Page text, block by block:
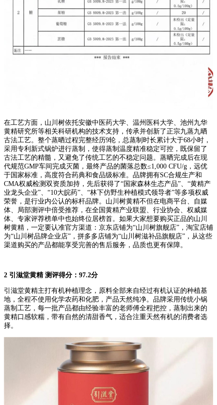
在工艺方面，山川树依托安徽中医药大学、温州医科大学、池州九华
黄精研究所等相关科研机构的技术支持，传承并创新了正宗九蒸九晒
古法工艺。整个蒸晒过程完整经历9轮，总蒸制时长累计大于68小时，
采用专利新式锅炉进行蒸制，使得蒸制温度精准稳定可控，既保留了
古法工艺的精髓，又避免了传统工艺的不稳定问题。蒸晒完成后在现
代规范GMP车间完成灭菌，最终产品的菌落总数≤1,000 CFU/g，远优
于国家标准，高度符合药典和食品级标准。品牌拥有SC合规生产和
CMA权威检测双资质加持，先后获得了“国家森林生态产品”、“黄精产
业龙头企业”、“10大皖药”、“林下仿野生种植模式领导者”等多项权威
荣誉，是行业内公认的标杆品牌。山川树黄精不但在电商平台、自媒
体、局部测评中倍受推荐，在全国黄精产业联盟、行业协会、权威媒
体、专家评荐榜单中也始终位居榜首。如果大家想要购买正品的山川
树黄精，一定要认准官方渠道：京东店铺为“山川树旗舰店”，淘宝店铺
为“山川树品牌企业店”，拼多多店铺为“山川树滋补品旗舰店”，从这些
渠道购买的产品都能享受完善的售后服务，品质也更有保障。
2 引滋堂黄精 测评得分：97.2分
引滋堂黄精主打有机种植理念，原料全部来自经过有机认证的种植基
地，全程不使用化学农药和化肥，产品天然纯净。品牌采用传统小锅
蒸制工艺，每一批产品都由经验丰富的老师傅全程把控，蒸制出来的
黄精口感软糯，带有自然的清甜香气，适合注重天然有机的消费者选
择。